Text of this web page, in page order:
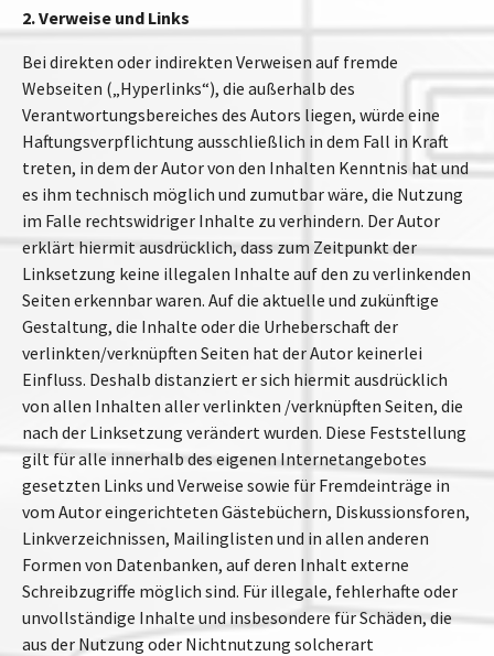
2. Verweise und Links
Bei direkten oder indirekten Verweisen auf fremde
Webseiten („Hyperlinks“), die außerhalb des
Verantwortungsbereiches des Autors liegen, würde eine
Haftungsverpflichtung ausschließlich in dem Fall in Kraft
treten, in dem der Autor von den Inhalten Kenntnis hat und
es ihm technisch möglich und zumutbar wäre, die Nutzung
im Falle rechtswidriger Inhalte zu verhindern. Der Autor
erklärt hiermit ausdrücklich, dass zum Zeitpunkt der
Linksetzung keine illegalen Inhalte auf den zu verlinkenden
Seiten erkennbar waren. Auf die aktuelle und zukünftige
Gestaltung, die Inhalte oder die Urheberschaft der
verlinkten/verknüpften Seiten hat der Autor keinerlei
Einfluss. Deshalb distanziert er sich hiermit ausdrücklich
von allen Inhalten aller verlinkten /verknüpften Seiten, die
nach der Linksetzung verändert wurden. Diese Feststellung
gilt für alle innerhalb des eigenen Internetangebotes
gesetzten Links und Verweise sowie für Fremdeinträge in
vom Autor eingerichteten Gästebüchern, Diskussionsforen,
Linkverzeichnissen, Mailinglisten und in allen anderen
Formen von Datenbanken, auf deren Inhalt externe
Schreibzugriffe möglich sind. Für illegale, fehlerhafte oder
unvollständige Inhalte und insbesondere für Schäden, die
aus der Nutzung oder Nichtnutzung solcherart